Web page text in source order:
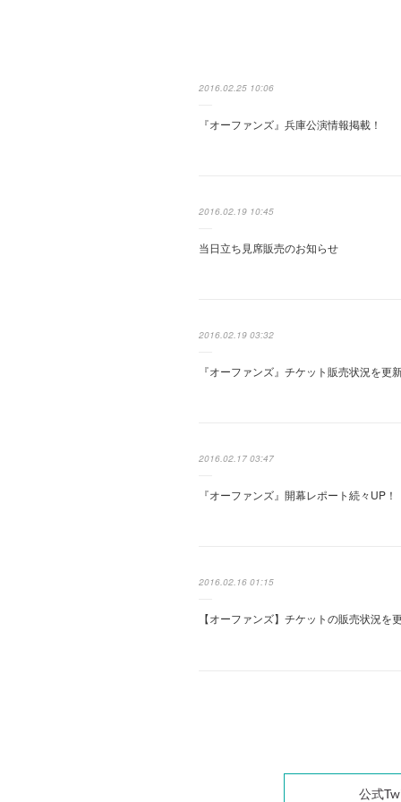
2016.02.25 10:06
『オーファンズ』兵庫公演情報掲載！
2016.02.19 10:45
当日立ち見席販売のお知らせ
2016.02.19 03:32
『オーファンズ』チケット販売状況を更
2016.02.17 03:47
『オーファンズ』開幕レポート続々UP
2016.02.16 01:15
【オーファンズ】チケットの販売状況を
公式